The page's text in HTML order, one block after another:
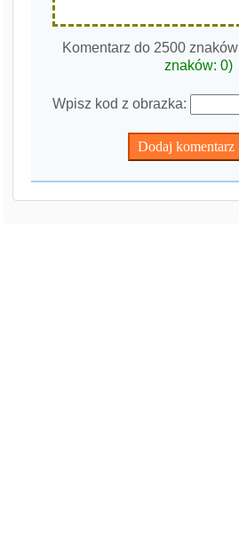
Komentarz do 2500 znaków
znaków:0)
Wpisz kod z obrazka: